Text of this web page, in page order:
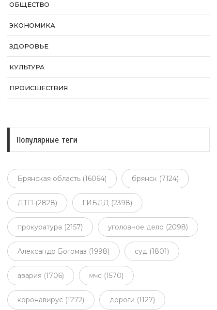
ОБЩЕСТВО
ЭКОНОМИКА
ЗДОРОВЬЕ
КУЛЬТУРА
ПРОИСШЕСТВИЯ
Популярные теги
Брянская область (16064) брянск (7124)
ДТП (2828) ГИБДД (2398)
прокуратура (2157) уголовное дело (2098)
Александр Богомаз (1998) суд (1801)
авария (1706) мчс (1570)
коронавирус (1272) дороги (1127)